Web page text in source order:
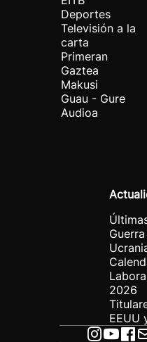
Deportes
Televisión a la
carta
Primeran
Gaztea
Makusi
Guau - Gure
Audioa
2026
EEUU